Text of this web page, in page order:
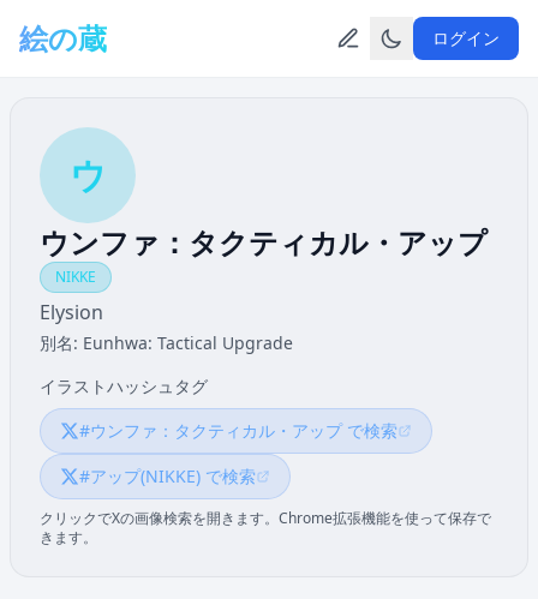
絵の蔵 ログイン
ウ
ウンファ：タクティカル・アップ
NIKKE
Elysion
別名: Eunhwa: Tactical Upgrade
イラストハッシュタグ
#ウンファ：タクティカル・アップ で検索
#アップ(NIKKE) で検索
クリックでXの画像検索を開きます。Chrome拡張機能を使って保存で
きます。